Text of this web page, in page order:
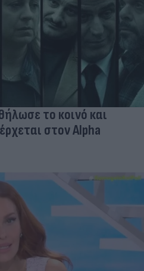
το κοινό και
στον Alpha